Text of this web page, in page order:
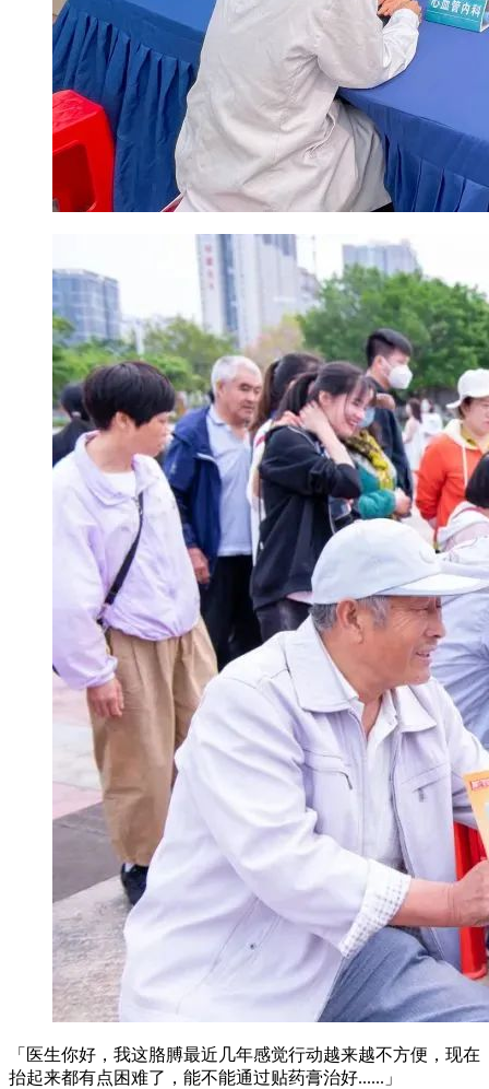
「医生你好，我这胳膊最近几年感觉行动越来越不方便，现在
抬起来都有点困难了，能不能通过贴药膏治好......」